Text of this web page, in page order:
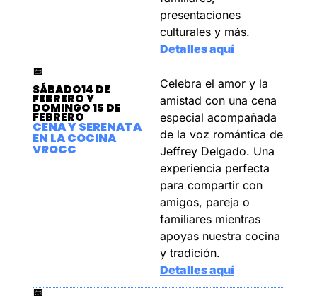
presentaciones
culturales y más.
Detalles aquí
📅
SÁBADO14 DE
FEBRERO Y
DOMINGO 15 DE
FEBRERO
CENA Y SERENATA
EN LA COCINA
VROCC
Celebra el amor y la
amistad con una cena
especial acompañada
de la voz romántica de
Jeffrey Delgado. Una
experiencia perfecta
para compartir con
amigos, pareja o
familiares mientras
apoyas nuestra cocina
y tradición.
Detalles aquí
📅